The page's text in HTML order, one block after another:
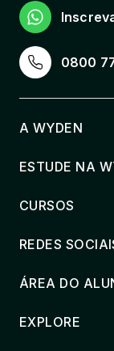
0800
A WYDEN
ESTUDE NA
CURSOS
REDES
ÁREA DO
EXPLORE